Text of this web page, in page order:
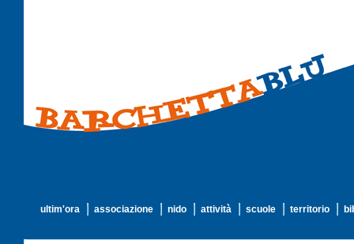
ultim'ora associazione nido attività scuole territorio